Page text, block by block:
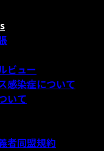
ビュー
感染症について
いて
者同盟規約